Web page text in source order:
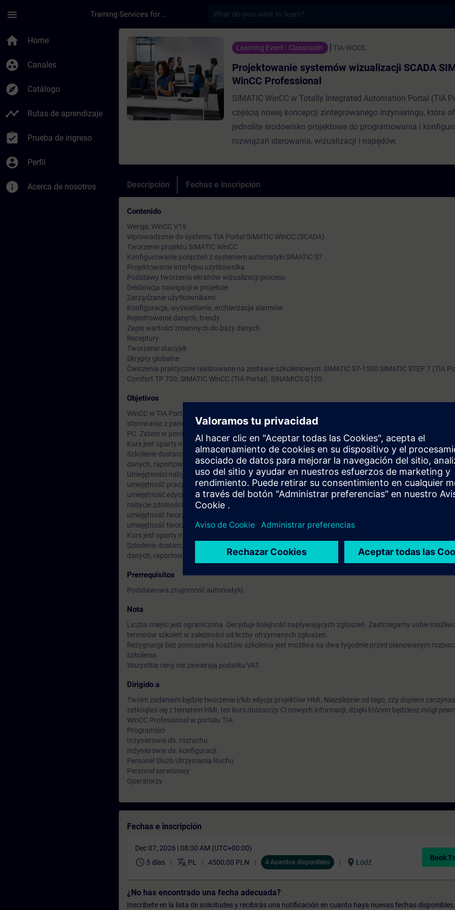
menu Training Services for Digital Industries
home Home
group_work Canales
explore Catálogo
timeline Rutas de aprendizaje
assignment_turned_in Prueba de ingreso
account_circle Perfil
info Acerca de nosotros
Curso - Projektowanie systemów wizualizacji SCADA
Learning Event - Classroom TIA-WCCS
Projektowanie systemów wizualizacji SCADA
WinCC Professional
SIMATIC WinCC w Totally Integrated Automation Portal (TIA
częścią nowej koncepcji zintegrowanego inżynieringu, która
jednolite środowisko projektowe do programowania i
rozwiązań sterowania, wizualizacji i napędów.
Descripción Fechas e inscripción
Contenido
Wersja: WinCC V19
Wprowadzenie do systemu TIA Portal SIMATIC WinCC (SCADA)
Tworzenie projektu SIMATIC WinCC
Konfigurowanie połączeń z systemem automatyki SIMATIC S7
Projektowanie interfejsu użytkownika
Podstawy tworzenia ekranów wizualizacji procesu
Deklaracja nawigacji w projekcie
Zarządzanie użytkownikami
Konfiguracja, wyświetlanie, archiwizacja alarmów
Rejestrowanie danych, trendy
Zapis wartości zmiennych do bazy danych
Receptury
Tworzenie stacyjek
Skrypty globalne
Ćwiczenia praktyczne realizowane na zestawie szkoleniowym: SIMATIC S7-1500 SIMATIC STEP 7 (TIA
Comfort TP 700, SIMATIC WinCC (TIA Portal), SINAMICS G120
Objetivos
WinCC w TIA Portal jest oprogramowaniem do wszystkich aplikacji HMI począwszy od najprostszych
sterowania z panelami Basic aż do aplikacji SCADA na wieloużytkownikowych systemach bazujących na
PC. Zatem w porównaniu z poprzednim produktem (SIMATIC WinCC ) zakres możliwych rozwiązań
Kurs jest oparty na aktualnych możliwościach WinCC SCADA w TIA Portal.
Szkolenie dostarcza wiedzy na temat sposobów tworzenia ekranów wizualizacji procesów, możliwości
danych, raportowania oraz opcji dodatkowych.
Umiejętności nabywane podczas kursu:
umiejętność pracy w narzędziu SIMATIC WinCC Professional
umiejętność edycji i tworzenia nowych wizualizacji w oparciu o systemy SCADA
nabycie zdolności projektowania czytelnych dla użytkownika interfejsów obsługi
umiejętność tworzenia archiwum zmiennych procesowych, alarmów itp.
umiejętność tworzenia powiązań między systemem wizualizacji a systemami automatyki SIMATIC S7.
Kurs jest oparty na aktualnych możliwościach WinCC SCADA w TIA Portal.
Szkolenie dostarcza wiedzy na temat sposobów tworzenia ekranów wizualizacji procesów, możliwości
danych, raportowania oraz opcji dodatkowych.
Prerrequisitos
Podstawowa znajomość automatyki.
Nota
Liczba miejsc jest ograniczona. Decyduje kolejność napływających zgłoszeń. Zastrzegamy sobie
terminów szkoleń w zależności od liczby otrzymanych zgłoszeń.
Rezygnacja bez ponoszenia kosztów szkolenia jest możliwa na dwa tygodnie przed planowanym
szkolenia.
Wszystkie ceny nie zawierają podatku VAT.
Dirigido a
Twoim zadaniem będzie tworzenie i/lub edycja projektów HMI. Niezależnie od tego, czy dopiero
zetknąłeś się z tematem HMI, ten kurs dostarczy Ci nowych informacji, dzięki którym będziesz mógł
WinCC Professional w portalu TIA.
Programiści
Inżynierowie ds. rozruchu
Inżynierowie ds. konfiguracji
Personel Służb Utrzymania Ruchu
Personel serwisowy
Operatorzy
Fechas e inscripción
Dec 07, 2026 | 08:00 AM (UTC+00:00)
schedule 5 días translate PL 4500,00 PLN 4 Asientos disponibles location_on Łódź
Book
¿No has encontrado una fecha adecuada?
Inscríbete en la lista de solicitudes y recibirás una notificación en cuanto haya nuevas fechas disponibles.